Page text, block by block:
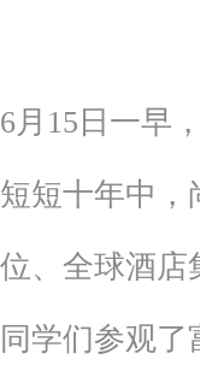
6月15日一早
短短十年中，
位、全球酒店
同学们参观